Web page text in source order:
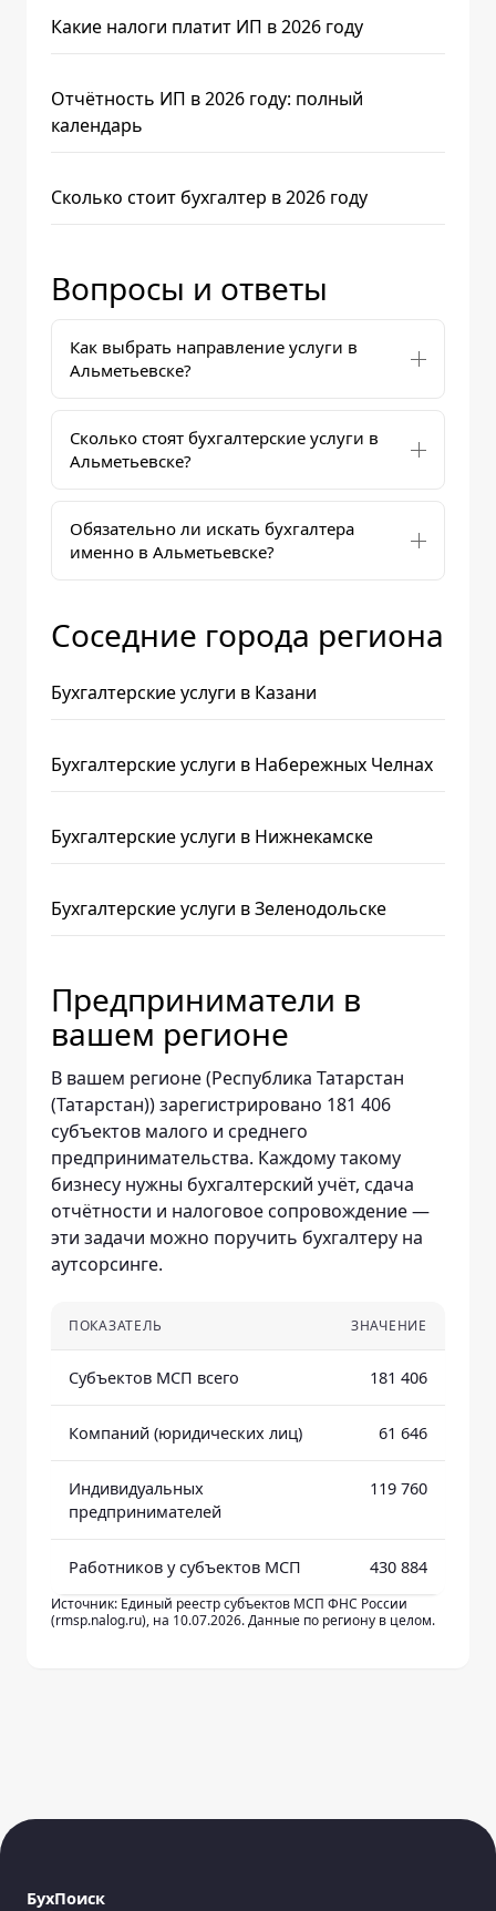
Какие налоги платит ИП в 2026 году
Отчётность ИП в 2026 году: полный
календарь
Сколько стоит бухгалтер в 2026 году
Вопросы и ответы
Как выбрать направление услуги в
Альметьевске?
Сколько стоят бухгалтерские услуги в
Альметьевске?
Обязательно ли искать бухгалтера
именно в Альметьевске?
Соседние города региона
Бухгалтерские услуги в Казани
Бухгалтерские услуги в Набережных Челнах
Бухгалтерские услуги в Нижнекамске
Бухгалтерские услуги в Зеленодольске
Предприниматели в
вашем регионе
В вашем регионе (Республика Татарстан
(Татарстан)) зарегистрировано 181 406
субъектов малого и среднего
предпринимательства. Каждому такому
бизнесу нужны бухгалтерский учёт, сдача
отчётности и налоговое сопровождение —
эти задачи можно поручить бухгалтеру на
аутсорсинге.
ПОКАЗАТЕЛЬ ЗНАЧЕНИЕ
Субъектов МСП всего 181 406
Компаний (юридических лиц) 61 646
Индивидуальных
предпринимателей
119 760
Работников у субъектов МСП 430 884
Источник: Единый реестр субъектов МСП ФНС России
(rmsp.nalog.ru), на 10.07.2026. Данные по региону в целом.
БухПоиск